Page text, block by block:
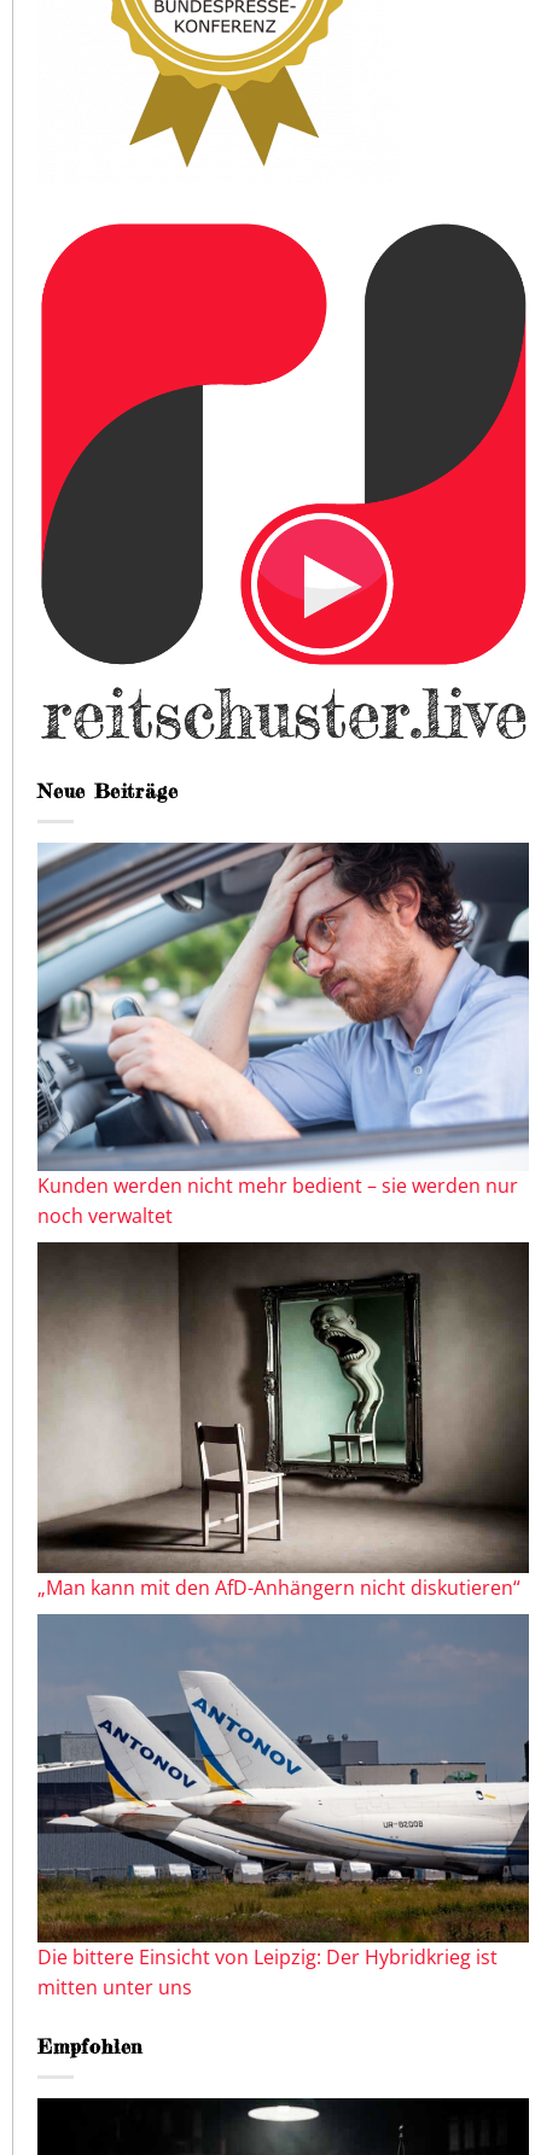
Neue Beiträge
Kunden werden nicht mehr bedient – sie werden nur
noch verwaltet
„Man kann mit den AfD-Anhängern nicht diskutieren“
Die bittere Einsicht von Leipzig: Der Hybridkrieg ist
mitten unter uns
Empfohlen